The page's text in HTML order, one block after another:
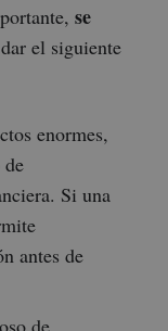
se
el siguiente
enormes,
Si una
antes de
de